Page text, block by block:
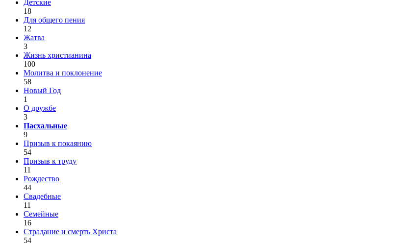
Детские
18
Для общего пения
12
Жатва
3
Жизнь христианина
100
Молитва и поклонение
58
Новый Год
1
О дружбе
3
Пасхальные
9
Призыв к покаянию
54
Призыв к труду
11
Рождество
44
Свадебные
11
Семейные
16
Страдание и смерть Христа
54